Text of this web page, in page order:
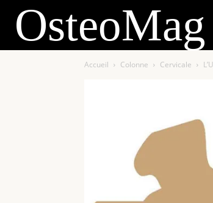
OsteoMag
Accueil Colonne Cervicale